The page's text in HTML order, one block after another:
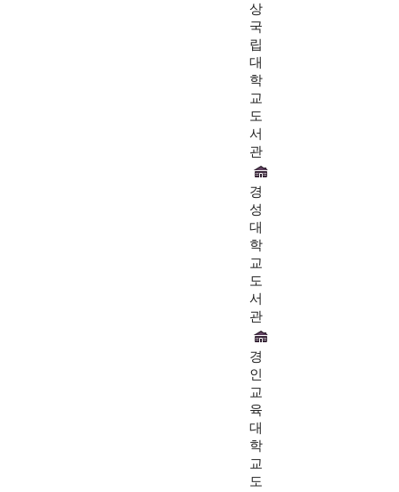
상
국
립
대
학
교
도
서
관
경
성
대
학
교
도
서
관
경
인
교
육
대
학
교
도